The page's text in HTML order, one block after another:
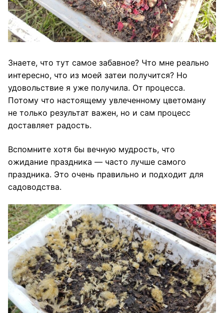
Знаете, что тут самое забавное? Что мне реально
интересно, что из моей затеи получится? Но
удовольствие я уже получила. От процесса.
Потому что настоящему увлеченному цветоману
не только результат важен, но и сам процесс
доставляет радость.
Вспомните хотя бы вечную мудрость, что
ожидание праздника — часто лучше самого
праздника. Это очень правильно и подходит для
садоводства.